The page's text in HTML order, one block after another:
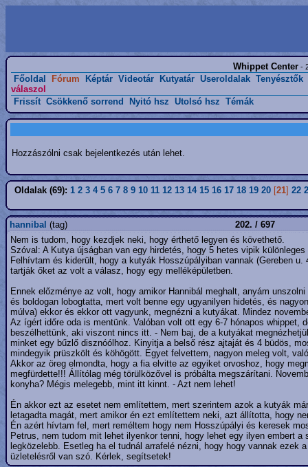
Whippet Center -
Főoldal Fórum Képtár Videotár Kutyatár Useroldalak Tenyésztők
válaszol
Frissít Csökkenő sorrend Nyitó hsz Utolsó hsz Témák
Hozzászólni csak bejelentkezés után lehet.
Oldalak (69): 1 2 3 4 5 6 7 8 9 10 11 12 13 14 15 16 17 18 19 20 [21] 22
hannibal (tag)
202. / 697
Nem is tudom, hogy kezdjek neki, hogy érthető legyen és követhető.
Szóval: A Kutya újságban van egy hirdetés, hogy 5 hetes vipik
Felhívtam és kiderült, hogy a kutyák Hosszúpályiban vannak (Gereben
tartják őket az volt a válasz, hogy egy melléképületben.
Ennek előzménye az volt, hogy amikor Hannibál meghalt, anyám
és boldogan lobogtatta, mert volt benne egy ugyanilyen hidetés, és
múlva) ekkor és ekkor ott vagyunk, megnézni a kutyákat. Mindez
Az ígért időre oda is mentünk. Valóban volt ott egy 6-7 hónapos
beszélhettünk, aki viszont nincs itt. - Nem baj, de a kutyákat
minket egy bűzlő disznóólhoz. Kinyitja a belső rész ajtaját és 4 büdös,
mindegyik prüszkölt és köhögött. Egyet felvettem, nagyon meleg volt,
Akkor az öreg elmondta, hogy a fia elvitte az egyiket orvoshoz, hogy
megfürdette!!! Állítólag még törülközővel is próbálta megszárítani.
konyha? Mégis melegebb, mint itt kinnt. - Azt nem lehet!
Én akkor ezt az esetet nem említettem, mert szerintem azok a kutyák
letagadta magát, mert amikor én ezt említettem neki, azt állította, hogy
Én azért hívtam fel, mert reméltem hogy nem Hosszúpályi és keresek
Petrus, nem tudom mit lehet ilyenkor tenni, hogy lehet egy ilyen embert
legközelebb. Esetleg ha el tudnál arrafelé nézni, hogy hogy vannak
üzletelésről van szó. Kérlek, segítsetek!